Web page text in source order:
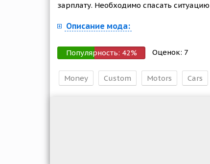
зарплату. Необходимо спасать
Описание мода:
Популярность: 42% Оценок: 7
Money Custom Motors Cars